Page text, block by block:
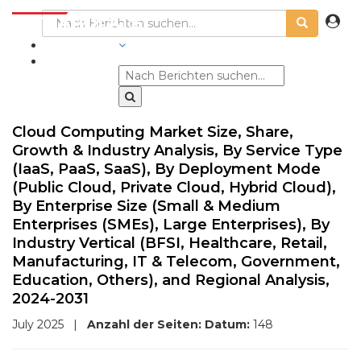
Cloud Computing Market Size, Share,
Growth & Industry Analysis, By Service Type
(IaaS, PaaS, SaaS), By Deployment Mode
(Public Cloud, Private Cloud, Hybrid Cloud),
By Enterprise Size (Small & Medium
Enterprises (SMEs), Large Enterprises), By
Industry Vertical (BFSI, Healthcare, Retail,
Manufacturing, IT & Telecom, Government,
Education, Others), and Regional Analysis,
2024-2031
July 2025 | Anzahl der Seiten: Datum: 148